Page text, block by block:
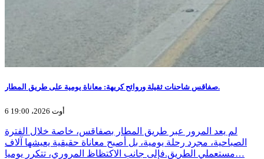
صفاقس شاحنات ثقيلة وروائح كريهة: معاناة يومية على طريق المطار.
6 أوت 2026، 19:00
لم يعد المرور عبر طريق المطار بصفاقس، خاصة خلال الفترة
الصباحية، مجرد رحلة يومية، بل أصبح معاناة حقيقية يعيشها آلاف
مستعملي الطريق.فإلى جانب الاكتظاظ المروري، تتكرر يوميا…